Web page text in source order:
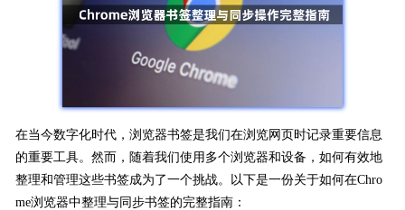
在当今数字化时代，浏览器书签是我们在浏览网页时记录重要信息
的重要工具。然而，随着我们使用多个浏览器和设备，如何有效地
整理和管理这些书签成为了一个挑战。以下是一份关于如何在Chro
me浏览器中整理与同步书签的完整指南：